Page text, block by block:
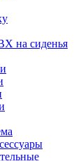
на сиденья